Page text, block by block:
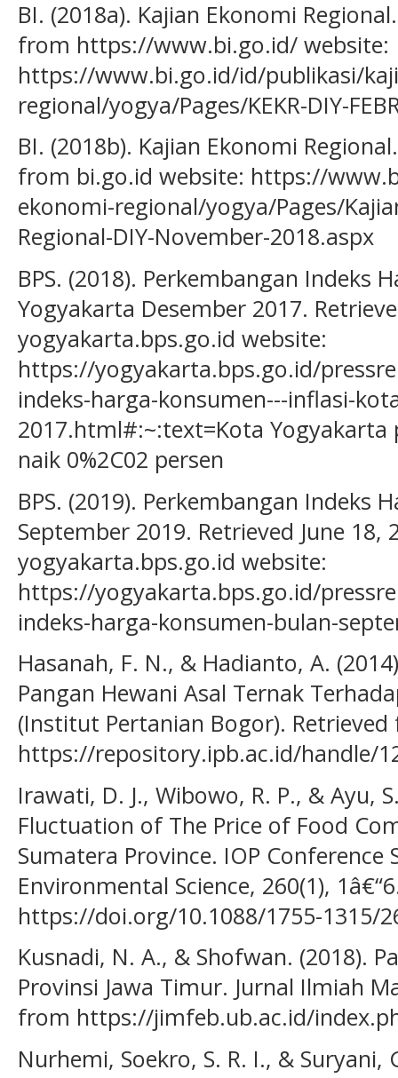
BI. (2018a). Kajian Ekonomi
from https://www.bi.go.id/ website:
https://www.bi.go.id/id/publikasi/
regional/yogya/Pages/KEKR-DIY-
BI. (2018b). Kajian Ekonomi
from bi.go.id website: https://
ekonomi-regional/yogya/Pages/
Regional-DIY-November-2018.aspx
BPS. (2018). Perkembangan Indeks
Yogyakarta Desember 2017.
yogyakarta.bps.go.id website:
https://yogyakarta.bps.go.id/
indeks-harga-konsumen---inflasi-
2017.html#:~:text=Kota Yogyakarta
naik 0%2C02 persen
BPS. (2019). Perkembangan Indeks
September 2019. Retrieved June 18,
yogyakarta.bps.go.id website:
https://yogyakarta.bps.go.id/
indeks-harga-konsumen-bulan-
Hasanah, F. N., & Hadianto, A.
Pangan Hewani Asal Ternak
(Institut Pertanian Bogor).
https://repository.ipb.ac.id/handle/
Irawati, D. J., Wibowo, R. P., & Ayu,
Fluctuation of The Price of Food
Sumatera Province. IOP Conference
Environmental Science, 260(1),
https://doi.org/10.1088/1755-1315/
Kusnadi, N. A., & Shofwan. (2018).
Provinsi Jawa Timur. Jurnal Ilmiah
from https://jimfeb.ub.ac.id/
Nurhemi, Soekro, S. R. I., & Suryani,